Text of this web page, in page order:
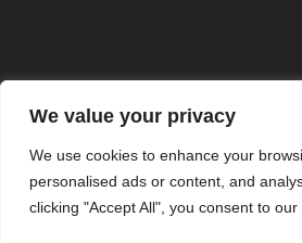
We value your privacy
We use cookies to enhance your
personalised ads or content, and
clicking "Accept All", you consent to our